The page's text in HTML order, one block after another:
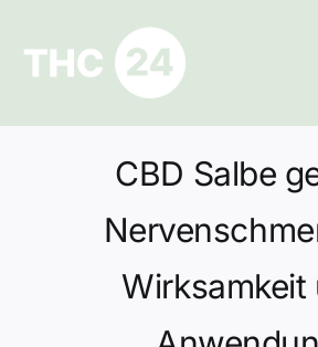
springen
Ratgeber
Datenschutz
CBD Salbe
Wirksamkeit